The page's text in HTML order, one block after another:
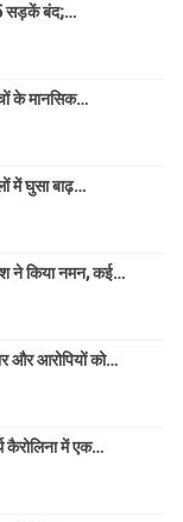
सड़कें बंद;…
के मानसिक…
में घुसा बाढ़…
ने किया नमन, कई…
और आरोपियों को…
कैरोलिना में एक…